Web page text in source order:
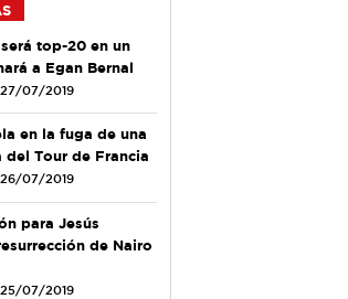
top-20 en un
a Egan Bernal
27/07/2019
en la fuga de una
del Tour de Francia
26/07/2019
para Jesús
de Nairo
25/07/2019